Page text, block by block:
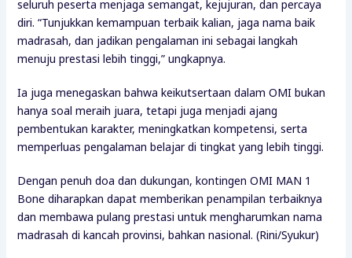
seluruh peserta menjaga semangat, kejujuran, dan percaya
diri. “Tunjukkan kemampuan terbaik kalian, jaga nama baik
madrasah, dan jadikan pengalaman ini sebagai langkah
menuju prestasi lebih tinggi,” ungkapnya.
Ia juga menegaskan bahwa keikutsertaan dalam OMI bukan
hanya soal meraih juara, tetapi juga menjadi ajang
pembentukan karakter, meningkatkan kompetensi, serta
memperluas pengalaman belajar di tingkat yang lebih tinggi.
Dengan penuh doa dan dukungan, kontingen OMI MAN 1
Bone diharapkan dapat memberikan penampilan terbaiknya
dan membawa pulang prestasi untuk mengharumkan nama
madrasah di kancah provinsi, bahkan nasional. (Rini/Syukur)